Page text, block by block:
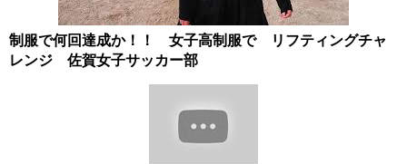
制服で何回達成か！！ 女子高制服で リフティングチャ
レンジ 佐賀女子サッカー部